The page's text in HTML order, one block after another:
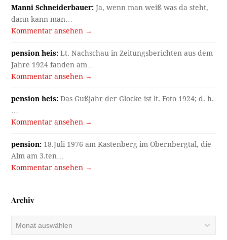
Manni Schneiderbauer: Ja, wenn man weiß was da steht,
dann kann man…
Kommentar ansehen →
pension heis: Lt. Nachschau in Zeitungsberichten aus dem
Jahre 1924 fanden am…
Kommentar ansehen →
pension heis: Das Gußjahr der Glocke ist lt. Foto 1924; d. h.
Kommentar ansehen →
pension: 18.Juli 1976 am Kastenberg im Obernbergtal, die
Alm am 3.ten…
Kommentar ansehen →
Archiv